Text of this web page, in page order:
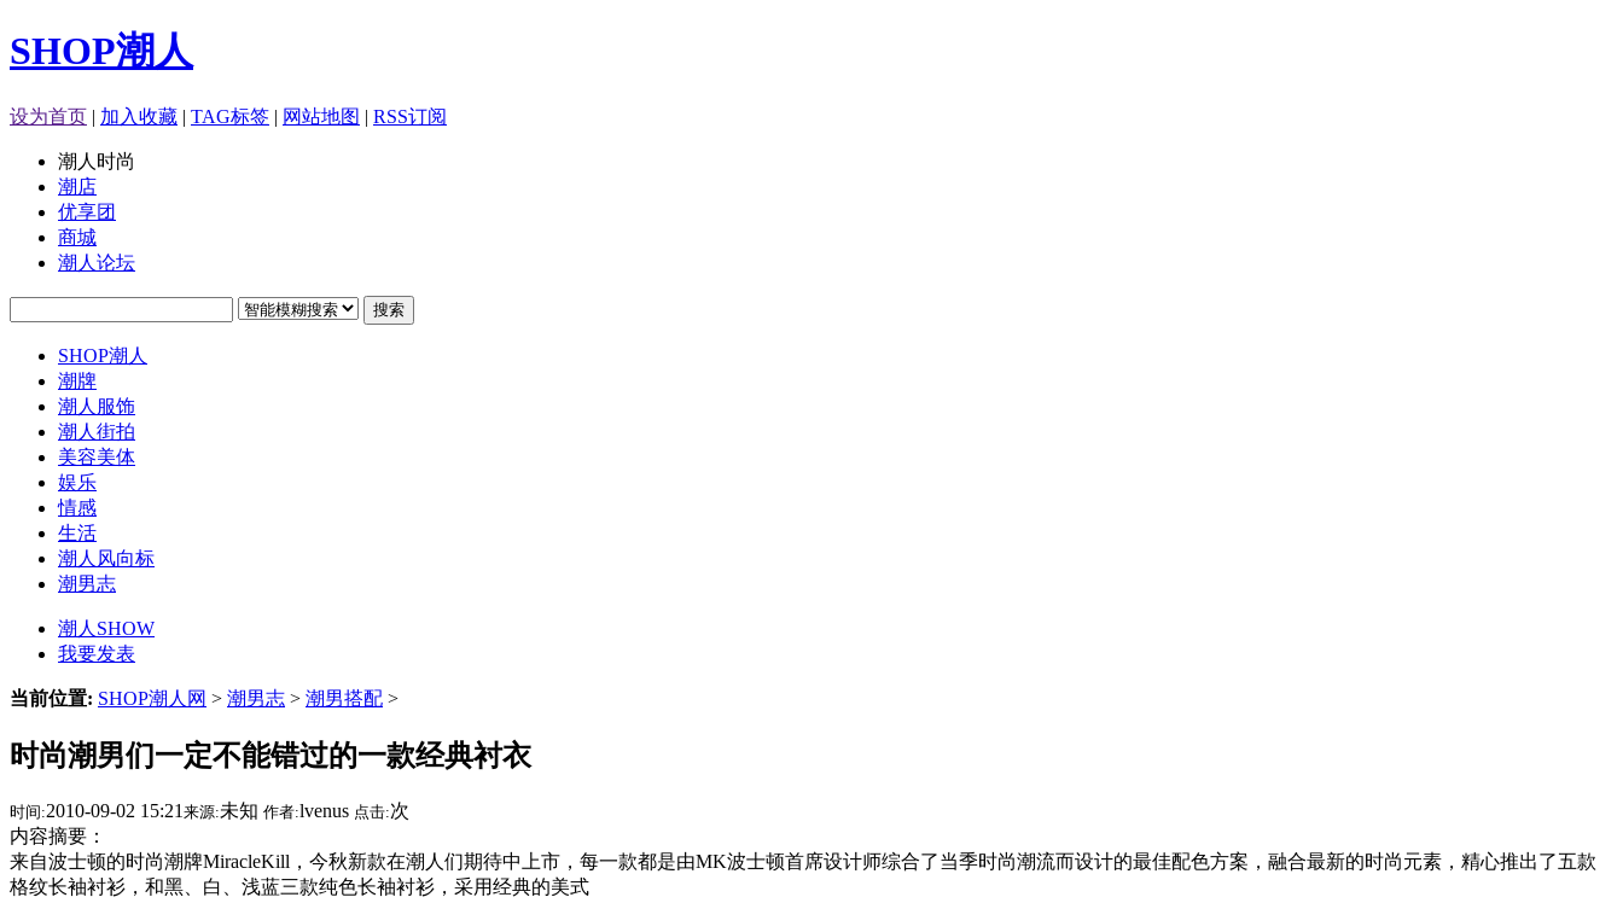
SHOP潮人
设为首页 | 加入收藏 | TAG标签 | 网站地图 | RSS订阅
潮人时尚
潮店
优享团
商城
潮人论坛
搜索
SHOP潮人
潮牌
潮人服饰
潮人街拍
美容美体
娱乐
情感
生活
潮人风向标
潮男志
潮人SHOW
我要发表
当前位置: SHOP潮人网 > 潮男志 > 潮男搭配 >
时尚潮男们一定不能错过的一款经典衬衣
时间:2010-09-02 15:21 来源:未知 作者:lvenus 点击:次
内容摘要：
来自波士顿的时尚潮牌MiracleKill，今秋新款在潮人们期待中上市，每一款都是由MK波士顿首席设计师综合了当季时尚潮流而设计的最佳配色方案，融合最新的时尚元素，精心推出了五款
格纹长袖衬衫，和黑、白、浅蓝三款纯色长袖衬衫，采用经典的美式